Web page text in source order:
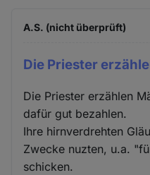
A.S. (nicht überprüft)
Die Priester
Die Priester erzählen
dafür gut bezahlen.
Ihre hirnverdrehten
Zwecke nuzten, u.a.
schicken.